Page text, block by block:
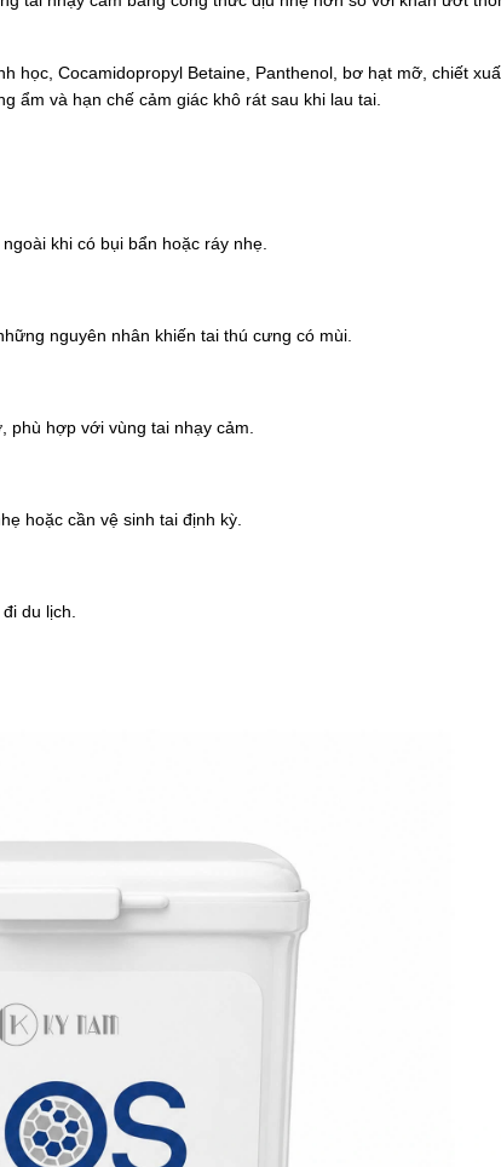
học, Cocamidopropyl Betaine, Panthenol, bơ hạt mỡ, chiết
ẩm và hạn chế cảm giác khô rát sau khi lau tai.
khi có bụi bẩn hoặc ráy nhẹ.
nguyên nhân khiến tai thú cưng có mùi.
hợp với vùng tai nhạy cảm.
hoặc cần vệ sinh tai định kỳ.
du lịch.